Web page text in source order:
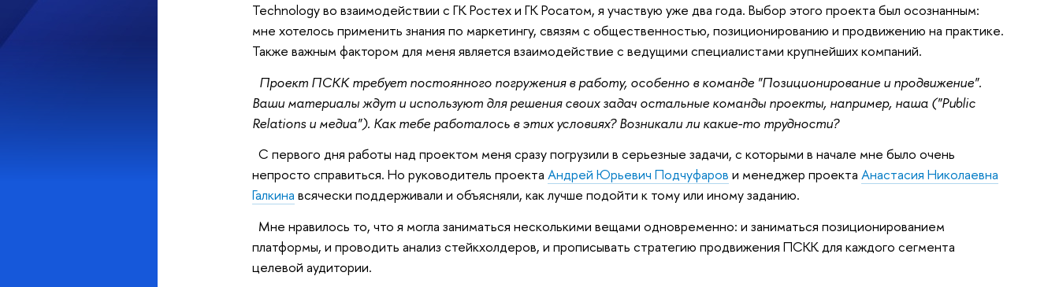
Technology во взаимодействии с ГК Ростех и ГК Росатом, я участвую уже два года. Выбор этого проекта был осознанным:
мне хотелось применить знания по маркетингу, связям с общественностью, позиционированию и продвижению на практике.
Также важным фактором для меня является взаимодействие с ведущими специалистами крупнейших компаний.
Проект ПСКК требует постоянного погружения в работу, особенно в команде "Позиционирование и продвижение".
Ваши материалы ждут и используют для решения своих задач остальные команды проекты, например, наша ("Public
Relations и медиа"). Как тебе работалось в этих условиях? Возникали ли какие-то трудности?
С первого дня работы над проектом меня сразу погрузили в серьезные задачи, с которыми в начале мне было очень
непросто справиться. Но руководитель проекта Андрей Юрьевич Подчуфаров и менеджер проекта Анастасия Николаевна
Галкина всячески поддерживали и объясняли, как лучше подойти к тому или иному заданию.
Мне нравилось то, что я могла заниматься несколькими вещами одновременно: и заниматься позиционированием
платформы, и проводить анализ стейкхолдеров, и прописывать стратегию продвижения ПСКК для каждого сегмента
целевой аудитории.